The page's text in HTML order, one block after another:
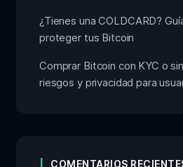
¿Tienes una COLDCARD?
proteger tus Bitcoin
Comprar Bitcoin con KYC o
riesgos y privacidad para
COMENTARIOS